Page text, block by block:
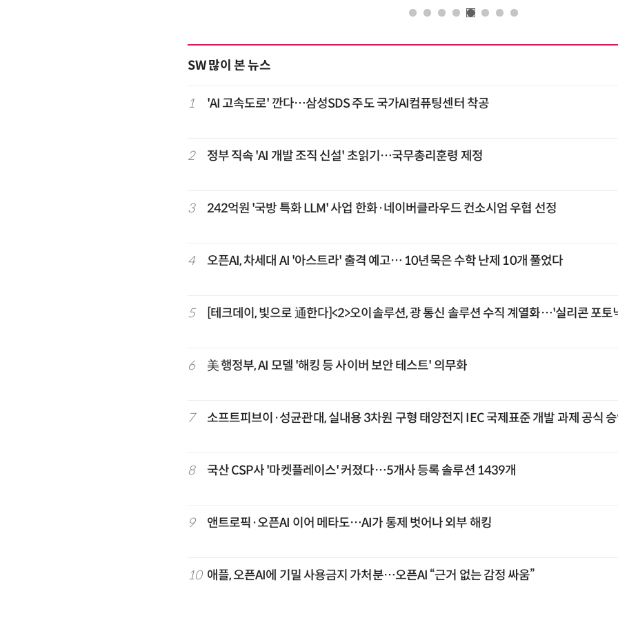
SW 많이 본 뉴스
1 'AI 고속도로' 깐다…삼성SDS 주도 국가AI컴퓨팅센터 착공
2 정부 직속 'AI 개발 조직 신설' 초읽기…국무총리훈령 제정
3 242억원 '국방 특화 LLM' 사업 한화·네이버클라우드 컨소시엄 우협 선정
4 오픈AI, 차세대 AI '아스트라' 출격 예고… 10년묵은 수학 난제 10개 풀었다
5 [테크데이, 빛으로 通한다]<2>오이솔루션, 광 통신 솔루션 수직 계열화…'실리콘 포
6 美 행정부, AI 모델 '해킹 등 사이버 보안 테스트' 의무화
7 소프트피브이·성균관대, 실내용 3차원 구형 태양전지 IEC 국제표준 개발 과제 공식
8 국산 CSP사 '마켓플레이스' 커졌다…5개사 등록 솔루션 1439개
9 앤트로픽·오픈AI 이어 메타도…AI가 통제 벗어나 외부 해킹
10 애플, 오픈AI에 기밀 사용금지 가처분…오픈AI “근거 없는 감정 싸움”